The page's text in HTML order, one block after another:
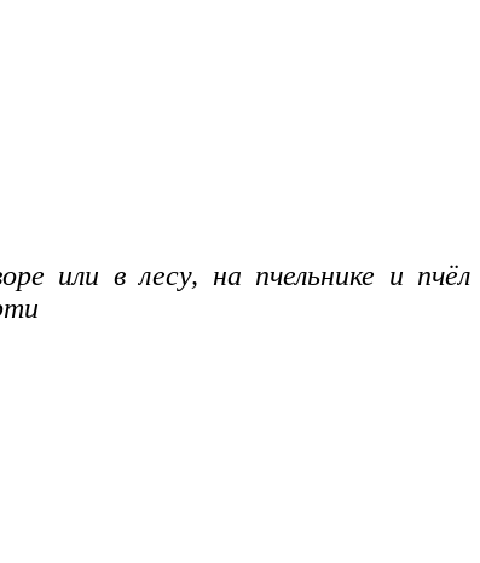
или в лесу, на пчельнике и пчёл